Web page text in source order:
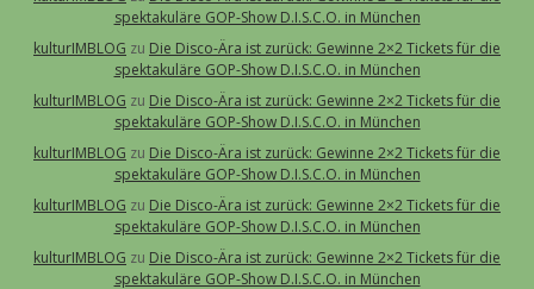
spektakuläre GOP-Show D.I.S.C.O. in München
kulturIMBLOG zu Die Disco-Ära ist zurück: Gewinne 2×2 Tickets für die
spektakuläre GOP-Show D.I.S.C.O. in München
kulturIMBLOG zu Die Disco-Ära ist zurück: Gewinne 2×2 Tickets für die
spektakuläre GOP-Show D.I.S.C.O. in München
kulturIMBLOG zu Die Disco-Ära ist zurück: Gewinne 2×2 Tickets für die
spektakuläre GOP-Show D.I.S.C.O. in München
kulturIMBLOG zu Die Disco-Ära ist zurück: Gewinne 2×2 Tickets für die
spektakuläre GOP-Show D.I.S.C.O. in München
kulturIMBLOG zu Die Disco-Ära ist zurück: Gewinne 2×2 Tickets für die
spektakuläre GOP-Show D.I.S.C.O. in München